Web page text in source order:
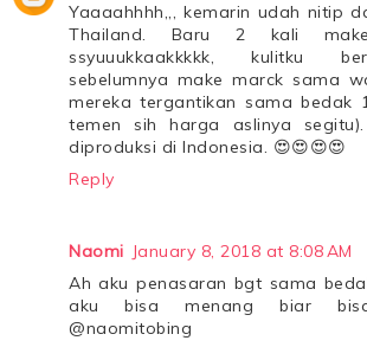
Yaaaahhhh,,, kemarin udah nitip
Thailand. Baru 2 kali
ssyuuukkaakkkkk, kulitku
sebelumnya make marck sama
mereka tergantikan sama bedak
temen sih harga aslinya
diproduksi di Indonesia. 😍😍😍😍
Reply
Naomi January 8, 2018 at 8:08 AM
Ah aku penasaran bgt sama
aku bisa menang biar
@naomitobing